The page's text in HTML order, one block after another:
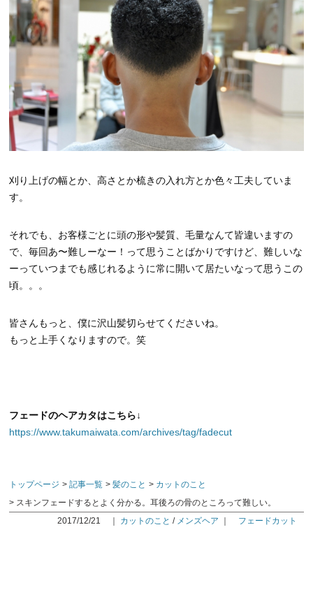
刈り上げの幅とか、高さとか梳きの入れ方とか色々工夫していま
す。
それでも、お客様ごとに頭の形や髪質、毛量なんて皆違いますの
で、毎回あ〜難しーなー！って思うことばかりですけど、難しいな
ーっていつまでも感じれるように常に開いて居たいなって思うこの
頃。。。
皆さんもっと、僕に沢山髪切らせてくださいね。
もっと上手くなりますので。笑
フェードのヘアカタはこちら↓
https://www.takumaiwata.com/archives/tag/fadecut
トップページ 記事一覧 髪のこと
カットのこと
スキンフェードするとよく分かる。耳後ろの骨のところって難しい。
2017/12/21
カットのこと / メンズヘア フェードカット